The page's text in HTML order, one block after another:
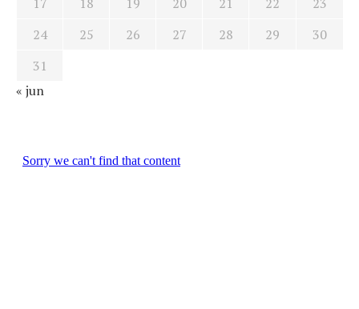
24
25 26 27 28 29
30
31
« jun